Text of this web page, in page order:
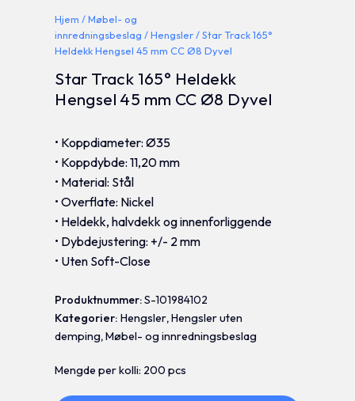
Hjem /Møbel- og
innredningsbeslag /Hengsler/ Star Track 165°
Heldekk Hengsel 45 mm CC Ø8 Dyvel
Star Track 165° Heldekk
Hengsel 45 mm CC Ø8 Dyvel
• Koppdiameter: Ø35
• Koppdybde: 11,20 mm
• Material: Stål
• Overflate: Nickel
• Heldekk, halvdekk og innenforliggende
• Dybdejustering: +/- 2 mm
• Uten Soft-Close
Produktnummer:S-101984102
Kategorier:Hengsler,Hengsler uten
demping,Møbel- og innredningsbeslag
Mengde per kolli: 200 pcs